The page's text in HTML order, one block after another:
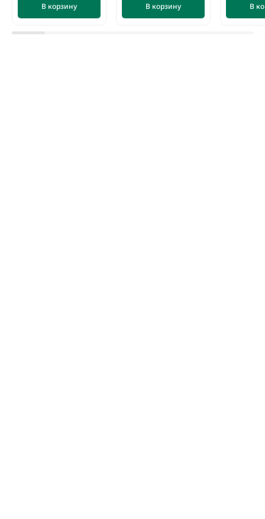
В корзину В корзину В